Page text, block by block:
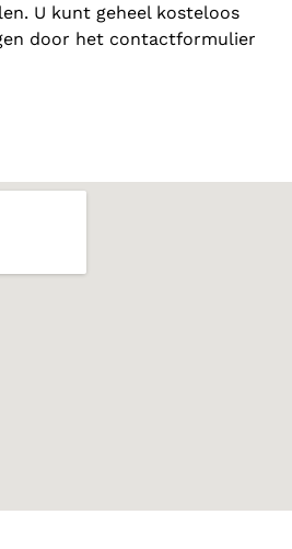
U kunt geheel kosteloos
door het contactformulier